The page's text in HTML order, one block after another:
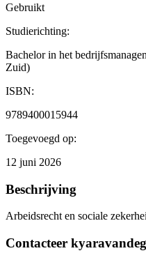
Gebruikt
Studierichting:
Bachelor in het
Zuid)
ISBN:
9789400015944
Toegevoegd op:
12 juni 2026
Beschrijving
Arbeidsrecht en sociale
Contacteer